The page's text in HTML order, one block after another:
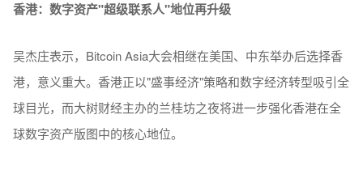
香港：数字资产"超级联系人"地位再升级
吴杰庄表示，Bitcoin Asia大会相继在美国、中东举办后选择香
港，意义重大。香港正以"盛事经济"策略和数字经济转型吸引全
球目光，而大树财经主办的兰桂坊之夜将进一步强化香港在全
球数字资产版图中的核心地位。